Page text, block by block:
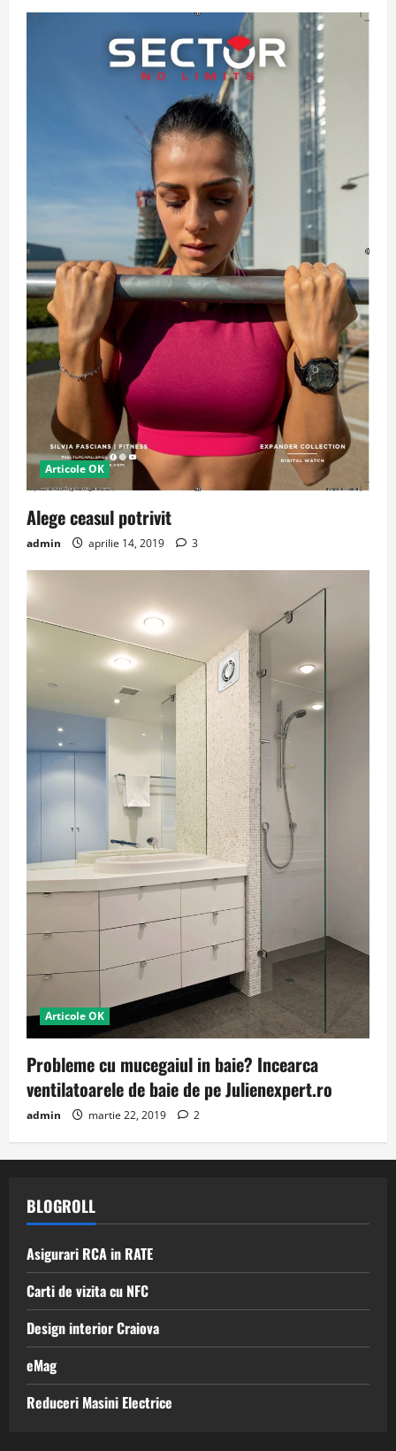
Articole OK
Alege ceasul potrivit
admin aprilie 14, 2019 3
Articole OK
Probleme cu mucegaiul in baie? Incearca
ventilatoarele de baie de pe Julienexpert.ro
admin martie 22, 2019 2
BLOGROLL
Asigurari RCA in RATE
Carti de vizita cu NFC
Design interior Craiova
eMag
Reduceri Masini Electrice